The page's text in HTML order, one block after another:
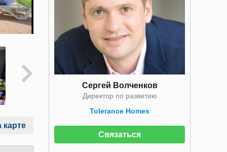
карте
Сергей Волченков
Директор по развитию
Tolerance Homes
Связаться